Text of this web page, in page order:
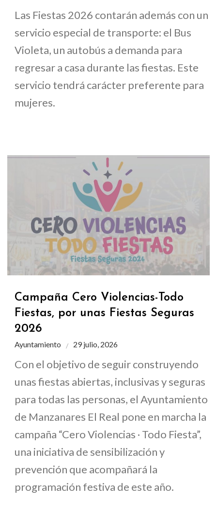
Las Fiestas 2026 contarán además con un
servicio especial de transporte: el Bus
Violeta, un autobús a demanda para
regresar a casa durante las fiestas. Este
servicio tendrá carácter preferente para
mujeres.
Campaña Cero Violencias-Todo
Fiestas, por unas Fiestas Seguras
2026
Ayuntamiento 29 julio, 2026
Con el objetivo de seguir construyendo
unas fiestas abiertas, inclusivas y seguras
para todas las personas, el Ayuntamiento
de Manzanares El Real pone en marcha la
campaña “Cero Violencias · Todo Fiesta”,
una iniciativa de sensibilización y
prevención que acompañará la
programación festiva de este año.